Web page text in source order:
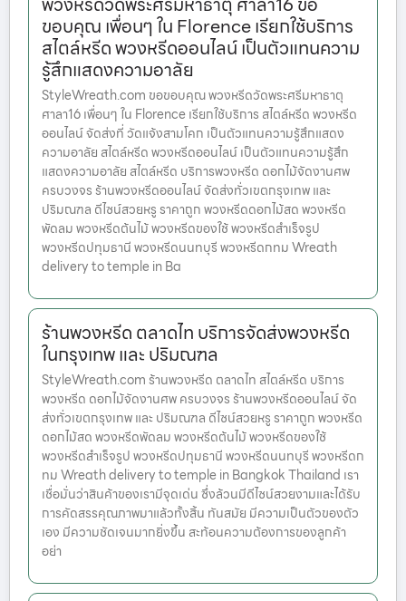
ขอบคุณ เพื่อนๆ ใน Florence เรียกใช้บริการ
สไตล์หรีด พวงหรีดออนไลน์ เป็นตัวแทนความ
รู้สึกแสดงความอาลัย
StyleWreath.com ขอขอบคุณ พวงหรีดวัดพระศรีมหาธาตุ
ศาลา16 เพื่อนๆ ใน Florence เรียกใช้บริการ สไตล์หรีด พวงหรีด
ออนไลน์ จัดส่งที่ วัดแจ้งสามโคก เป็นตัวแทนความรู้สึกแสดง
ความอาลัย สไตล์หรีด พวงหรีดออนไลน์ เป็นตัวแทนความรู้สึก
แสดงความอาลัย สไตล์หรีด บริการพวงหรีด ดอกไม้จัดงานศพ
ครบวงจร ร้านพวงหรีดออนไลน์ จัดส่งทั่วเขตกรุงเทพ และ
ปริมณฑล ดีไซน์สวยหรู ราคาถูก พวงหรีดดอกไม้สด พวงหรีด
พัดลม พวงหรีดต้นไม้ พวงหรีดของใช้ พวงหรีดสำเร็จรูป
พวงหรีดปทุมธานี พวงหรีดนนทบุรี พวงหรีดกทม Wreath
delivery to temple in Ba
ร้านพวงหรีด ตลาดไท บริการจัดส่งพวงหรีด
ในกรุงเทพ และ ปริมณฑล
StyleWreath.com ร้านพวงหรีด ตลาดไท สไตล์หรีด บริการ
พวงหรีด ดอกไม้จัดงานศพ ครบวงจร ร้านพวงหรีดออนไลน์ จัด
ส่งทั่วเขตกรุงเทพ และ ปริมณฑล ดีไซน์สวยหรู ราคาถูก พวงหรีด
ดอกไม้สด พวงหรีดพัดลม พวงหรีดต้นไม้ พวงหรีดของใช้
พวงหรีดสำเร็จรูป พวงหรีดปทุมธานี พวงหรีดนนทบุรี พวงหรีดก
ทม Wreath delivery to temple in Bangkok Thailand เรา
เชื่อมั่นว่าสินค้าของเรามีจุดเด่น ซึ่งล้วนมีดีไซน์สวยงามและได้รับ
การคัดสรรคุณภาพมาแล้วทั้งสิ้น ทันสมัย มีความเป็นตัวของตัว
เอง มีความชัดเจนมากยิ่งขึ้น สะท้อนความต้องการของลูกค้า
อย่า